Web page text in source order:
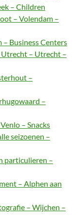
– Children
– Volendam –
– Business Centers
– Utrecht –
–
–
– Snacks
seizoenen –
particulieren –
– Alphen aan
– Wijchen –